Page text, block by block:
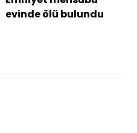
evinde ölü bulundu